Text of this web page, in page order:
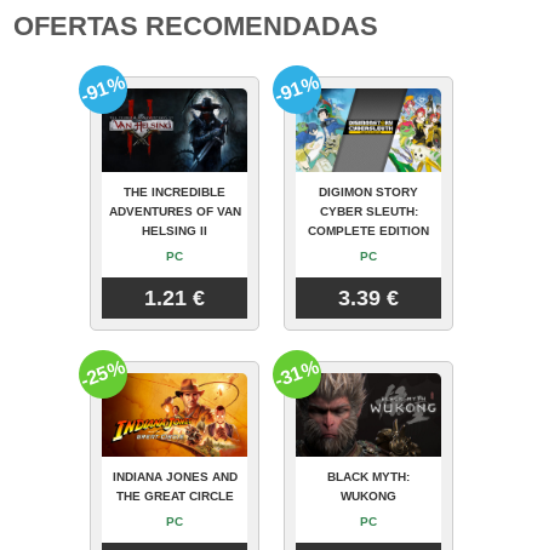
OFERTAS RECOMENDADAS
THE INCREDIBLE
ADVENTURES OF VAN
HELSING II
PC
1.21 €
-91%
DIGIMON STORY
CYBER SLEUTH:
COMPLETE EDITION
PC
3.39 €
-91%
INDIANA JONES AND
THE GREAT CIRCLE
PC
-25%
BLACK MYTH:
WUKONG
PC
-31%